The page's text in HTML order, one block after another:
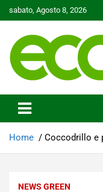
to
sabato, Agosto 8, 2026
Ecoo.it
Home Coccodrillo e
NEWS GREEN